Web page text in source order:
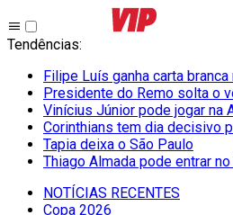
Tendências:
Filipe Luís ganha carta branca
Presidente do Remo solta o
Vinícius Júnior pode jogar na
Corinthians tem dia decisivo
Tapia deixa o São Paulo
Thiago Almada pode entrar
NOTÍCIAS RECENTES
Copa 2026